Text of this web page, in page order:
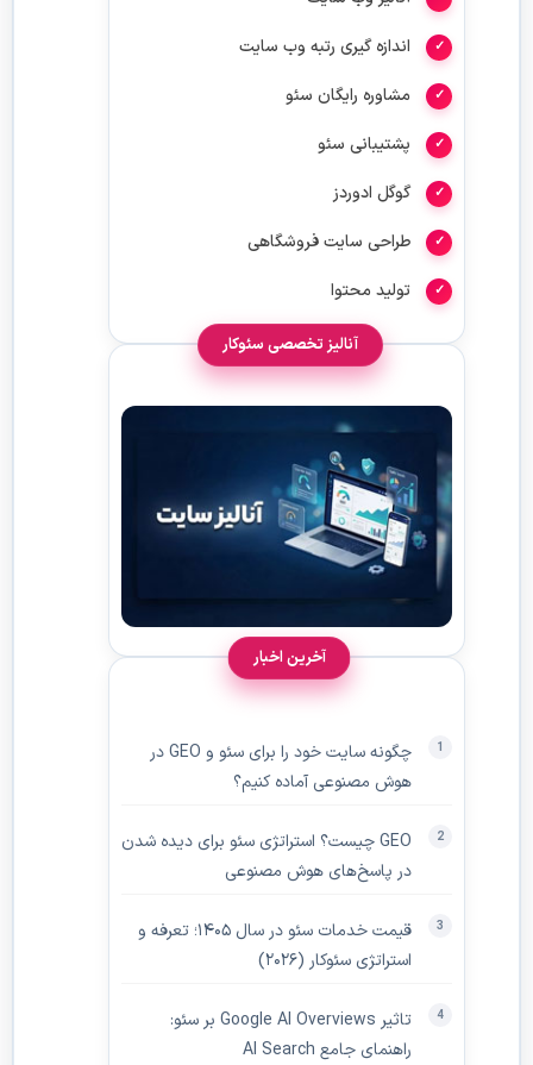
اندازه گیری رتبه وب سایت
مشاوره رایگان سئو
پشتیبانی سئو
گوگل ادوردز
طراحی سایت فروشگاهی
تولید محتوا
آنالیز تخصصی سئوکار
آخرین اخبار
چگونه سایت خود را برای سئو و GEO در
هوش مصنوعی آماده کنیم؟
GEO چیست؟ استراتژی سئو برای دیده‌ شدن
در پاسخ‌های هوش مصنوعی
قیمت خدمات سئو در سال ۱۴۰۵؛ تعرفه و
استراتژی سئوکار (۲۰۲۶)
تاثیر Google AI Overviews بر سئو:
راهنمای جامع AI Search